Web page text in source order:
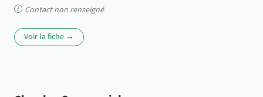
Contact non renseigné
Voir la fiche →